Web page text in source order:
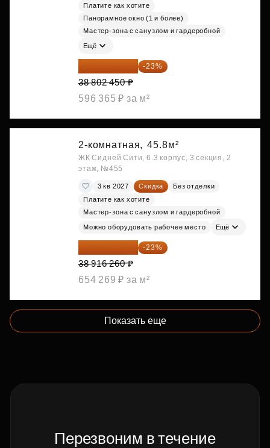
Платите как хотите
Панорамное окно (1 и более)
Мастер-зона с санузлом и гардеробной
Ещё
29 877 887 ₽ -23%
38 802 450 ₽
596 365 ₽ за м²
2-комнатная, 45.8м²
ЖК Сидней Сити, 6.3 корпус, 3 секция, 2
этаж, №455
3 кв 2027 Скидка
Без отделки
Платите как хотите
Мастер-зона с санузлом и гардеробной
Можно оборудовать рабочее место Ещё
29 965 520 ₽ -23%
38 916 260 ₽
654 269 ₽ за м²
Показать еще
Перезвоним в течение